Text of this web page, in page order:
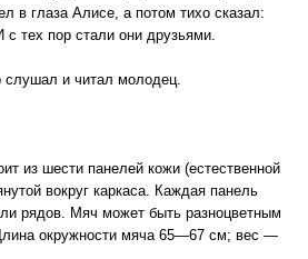
в глаза Алисе, а потом тихо сказал:
тех пор стали они друзьями.
слушал и читал молодец.
из шести панелей кожи (естественной
вокруг каркаса. Каждая панель
рядов. Мяч может быть разноцветным
окружности мяча 65—67 см; вес —